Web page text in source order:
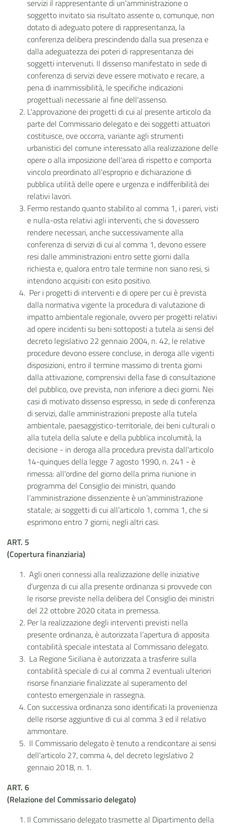
servizi il rappresentante di un'amministrazione o
soggetto invitato sia risultato assente o, comunque, non
dotato di adeguato potere di rappresentanza, la
conferenza delibera prescindendo dalla sua presenza e
dalla adeguatezza dei poteri di rappresentanza dei
soggetti intervenuti. Il dissenso manifestato in sede di
conferenza di servizi deve essere motivato e recare, a
pena di inammissibilità, le specifiche indicazioni
progettuali necessarie al fine dell'assenso.
L'approvazione dei progetti di cui al presente articolo da
parte del Commissario delegato e dei soggetti attuatori
costituisce, ove occorra, variante agli strumenti
urbanistici del comune interessato alla realizzazione delle
opere o alla imposizione dell'area di rispetto e comporta
vincolo preordinato all'esproprio e dichiarazione di
pubblica utilità delle opere e urgenza e indifferibilità dei
relativi lavori.
Fermo restando quanto stabilito al comma 1, i pareri, visti
e nulla-osta relativi agli interventi, che si dovessero
rendere necessari, anche successivamente alla
conferenza di servizi di cui al comma 1, devono essere
resi dalle amministrazioni entro sette giorni dalla
richiesta e, qualora entro tale termine non siano resi, si
intendono acquisiti con esito positivo.
Per i progetti di interventi e di opere per cui è prevista
dalla normativa vigente la procedura di valutazione di
impatto ambientale regionale, ovvero per progetti relativi
ad opere incidenti su beni sottoposti a tutela ai sensi del
decreto legislativo 22 gennaio 2004, n. 42, le relative
procedure devono essere concluse, in deroga alle vigenti
disposizioni, entro il termine massimo di trenta giorni
dalla attivazione, comprensivi della fase di consultazione
del pubblico, ove prevista, non inferiore a dieci giorni. Nei
casi di motivato dissenso espresso, in sede di conferenza
di servizi, dalle amministrazioni preposte alla tutela
ambientale, paesaggistico-territoriale, dei beni culturali o
alla tutela della salute e della pubblica incolumità, la
decisione - in deroga alla procedura prevista dall'articolo
14-quinques della legge 7 agosto 1990, n. 241 - è
rimessa: all'ordine del giorno della prima riunione in
programma del Consiglio dei ministri, quando
l’amministrazione dissenziente è un’amministrazione
statale; ai soggetti di cui all’articolo 1, comma 1, che si
esprimono entro 7 giorni, negli altri casi.
ART. 5
(Copertura finanziaria)
Agli oneri connessi alla realizzazione delle iniziative
d’urgenza di cui alla presente ordinanza si provvede con
le risorse previste nella delibera del Consiglio dei ministri
del 22 ottobre 2020 citata in premessa.
Per la realizzazione degli interventi previsti nella
presente ordinanza, è autorizzata l’apertura di apposita
contabilità speciale intestata al Commissario delegato.
La Regione Siciliana è autorizzata a trasferire sulla
contabilità speciale di cui al comma 2 eventuali ulteriori
risorse finanziarie finalizzate al superamento del
contesto emergenziale in rassegna.
Con successiva ordinanza sono identificati la provenienza
delle risorse aggiuntive di cui al comma 3 ed il relativo
ammontare.
Il Commissario delegato è tenuto a rendicontare ai sensi
dell'articolo 27, comma 4, del decreto legislativo 2
gennaio 2018, n. 1.
ART. 6
(Relazione del Commissario delegato)
Il Commissario delegato trasmette al Dipartimento della